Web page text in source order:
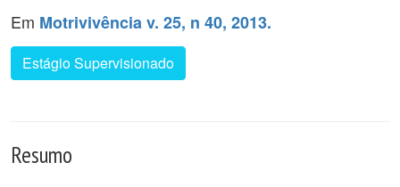
Em Motrivivência v. 25, n 40, 2013.
Estágio Supervisionado
Resumo